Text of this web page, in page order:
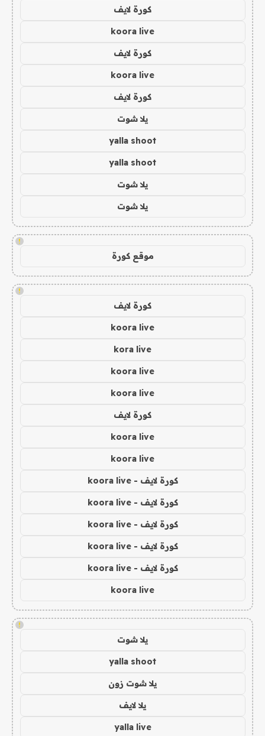
كورة لايف
koora live
كورة لايف
koora live
كورة لايف
يلا شوت
yalla shoot
yalla shoot
يلا شوت
يلا شوت
!
موقع كورة
!
كورة لايف
koora live
kora live
koora live
koora live
كورة لايف
koora live
koora live
كورة لايف - koora live
كورة لايف - koora live
كورة لايف - koora live
كورة لايف - koora live
كورة لايف - koora live
koora live
!
يلا شوت
yalla shoot
يلا شوت زون
يلا لايف
yalla live